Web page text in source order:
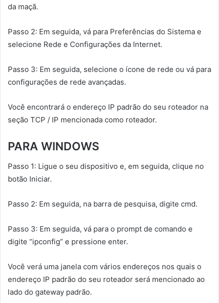
da maçã.
Passo 2: Em seguida, vá para Preferências do Sistema e
selecione Rede e Configurações da Internet.
Passo 3: Em seguida, selecione o ícone de rede ou vá para
configurações de rede avançadas.
Você encontrará o endereço IP padrão do seu roteador na
seção TCP / IP mencionada como roteador.
PARA WINDOWS
Passo 1: Ligue o seu dispositivo e, em seguida, clique no
botão Iniciar.
Passo 2: Em seguida, na barra de pesquisa, digite cmd.
Passo 3: Em seguida, vá para o prompt de comando e
digite “ipconfig” e pressione enter.
Você verá uma janela com vários endereços nos quais o
endereço IP padrão do seu roteador será mencionado ao
lado do gateway padrão.